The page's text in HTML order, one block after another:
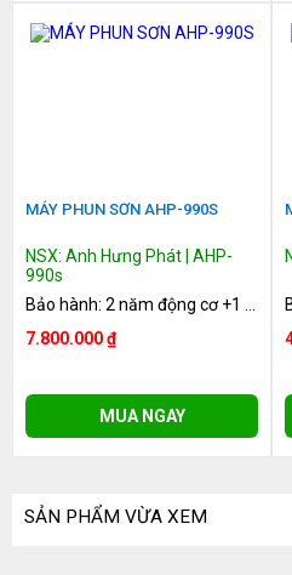
MÁY PHUN SƠN AHP-990S
NSX: Anh Hưng Phát | AHP-
990s
7.800.000 ₫
MUA NGAY
SẢN PHẨM VỪA XEM